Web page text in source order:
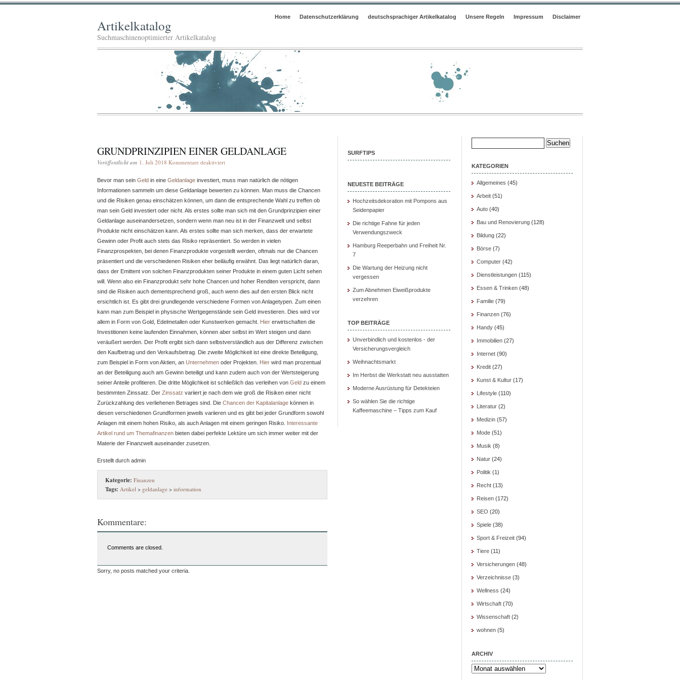
Home Datenschutzerklärung deutschsprachiger Artikelkatalog Unsere Regeln Impressum Disclaimer
Artikelkatalog
Suchmaschinenoptimierter Artikelkatalog
GRUNDPRINZIPIEN EINER GELDANLAGE
Veröffentlicht am 1. Juli 2018 Kommentare deaktiviertfür
einer
Geldanlage
Bevor man sein Geld in eine Geldanlage investiert, muss man natürlich die nötigen
Informationen sammeln um diese Geldanlage bewerten zu können. Man muss die Chancen
und die Risiken genau einschätzen können, um dann die entsprechende Wahl zu treffen ob
man sein Geld investiert oder nicht. Als erstes sollte man sich mit den Grundprinzipien einer
Geldanlage auseinandersetzen, sondern wenn man neu ist in der Finanzwelt und selbst
Produkte nicht einschätzen kann. Als erstes sollte man sich merken, dass der erwartete
Gewinn oder Profit auch stets das Risiko repräsentiert. So werden in vielen
Finanzprospekten, bei denen Finanzprodukte vorgestellt werden, oftmals nur die Chancen
präsentiert und die verschiedenen Risiken eher beiläufig erwähnt. Das liegt natürlich daran,
dass der Emittent von solchen Finanzprodukten seiner Produkte in einem guten Licht sehen
will. Wenn also ein Finanzprodukt sehr hohe Chancen und hoher Renditen verspricht, dann
sind die Risiken auch dementsprechend groß, auch wenn dies auf den ersten Blick nicht
ersichtlich ist. Es gibt drei grundlegende verschiedene Formen von Anlagetypen. Zum einen
kann man zum Beispiel in physische Wertgegenstände sein Geld investieren. Dies wird vor
allem in Form von Gold, Edelmetallen oder Kunstwerken gemacht. Hier erwirtschaften die
Investitionen keine laufenden Einnahmen, können aber selbst im Wert steigen und dann
veräußert werden. Der Profit ergibt sich dann selbstverständlich aus der Differenz zwischen
den Kaufbetrag und den Verkaufsbetrag. Die zweite Möglichkeit ist eine direkte Beteiligung,
zum Beispiel in Form von Aktien, an Unternehmen oder Projekten. Hier wird man prozentual
an der Beteiligung auch am Gewinn beteiligt und kann zudem auch von der Wertsteigerung
seiner Anteile profitieren. Die dritte Möglichkeit ist schließlich das verleihen von Geld zu einem
bestimmten Zinssatz. Der Zinssatz variiert je nach dem wie groß die Risiken einer nicht
Zurückzahlung des verliehenen Betrages sind. Die Chancen der Kapitalanlage können in
diesen verschiedenen Grundformen jeweils variieren und es gibt bei jeder Grundform sowohl
Anlagen mit einem hohen Risiko, als auch Anlagen mit einem geringen Risiko. Interessante
Artikel rund um Themafinanzen bieten dabei perfekte Lektüre um sich immer weiter mit der
Materie der Finanzwelt auseinander zusetzen.
Erstellt durch admin
Kategorie: Finanzen
Tags: Artikel > geldanlage > information
Kommentare:
Comments are closed.
Sorry, no posts matched your criteria.
SURFTIPS
NEUESTE BEITRÄGE
Hochzeitsdekoration mit Pompons aus
Seidenpapier
Die richtige Fahne für jeden
Verwendungszweck
Hamburg Reeperbahn und Freiheit Nr.
7
Die Wartung der Heizung nicht
vergessen
Zum Abnehmen Eiweißprodukte
verzehren
TOP BEITRÄGE
Unverbindlich und kostenlos - der
Versicherungsvergleich
Weihnachtsmarkt
Im Herbst die Werkstatt neu ausstatten
Moderne Ausrüstung für Detekteien
So wählen Sie die richtige
Kaffeemaschine – Tipps zum Kauf
Suche
nach:
KATEGORIEN
Allgemeines (45)
Arbeit (51)
Auto (40)
Bau und Renovierung (128)
Bildung (22)
Börse (7)
Computer (42)
Dienstleistungen (115)
Essen & Trinken (48)
Familie (79)
Finanzen (76)
Handy (45)
Immobilien (27)
Internet (90)
Kredit (27)
Kunst & Kultur (17)
Lifestyle (110)
Literatur (2)
Medizin (57)
Mode (51)
Musik (8)
Natur (24)
Politik (1)
Recht (13)
Reisen (172)
SEO (20)
Spiele (38)
Sport & Freizeit (94)
Tiere (11)
Versicherungen (48)
Verzeichnisse (3)
Wellness (24)
Wirtschaft (70)
Wissenschaft (2)
wohnen (5)
ARCHIV
Archiv